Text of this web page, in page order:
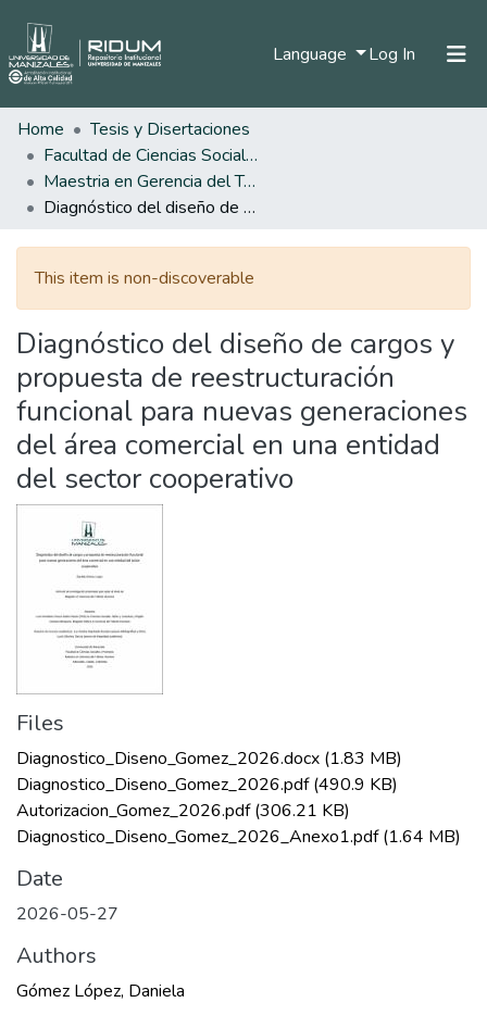
Language Log In (current)
Home
Tesis y Disertaciones
Facultad de Ciencias Sociales y Humanas
Maestria en Gerencia del Talento Humano
Diagnóstico del diseño de cargos y propuesta de reestructuración funcional para nuevas generaciones del área comercial en una entidad del sector cooperativo
This item is non-discoverable
Diagnóstico del diseño de cargos y
propuesta de reestructuración
funcional para nuevas generaciones
del área comercial en una entidad
del sector cooperativo
Files
Diagnostico_Diseno_Gomez_2026.docx (1.83 MB)
Diagnostico_Diseno_Gomez_2026.pdf(490.9 KB)
Autorizacion_Gomez_2026.pdf(306.21 KB)
Diagnostico_Diseno_Gomez_2026_Anexo1.pdf(1.64 MB)
Date
2026-05-27
Authors
Gómez López, Daniela